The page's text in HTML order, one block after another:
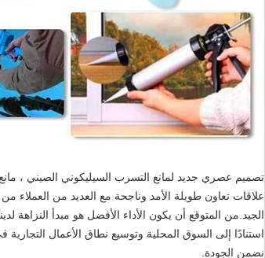
تصميم عصري جديد لمانع التسرب السيليكوني الصيني ، مانع
علاقات تعاون طويلة الأمد وناجحة مع العديد من العملاء
الجيد.من المتوقع أن يكون الأداء الأفضل هو مبدأ النزاهة
استنادًا إلى السوق المحلية وتوسيع نطاق الأعمال
نضمن الجودة.